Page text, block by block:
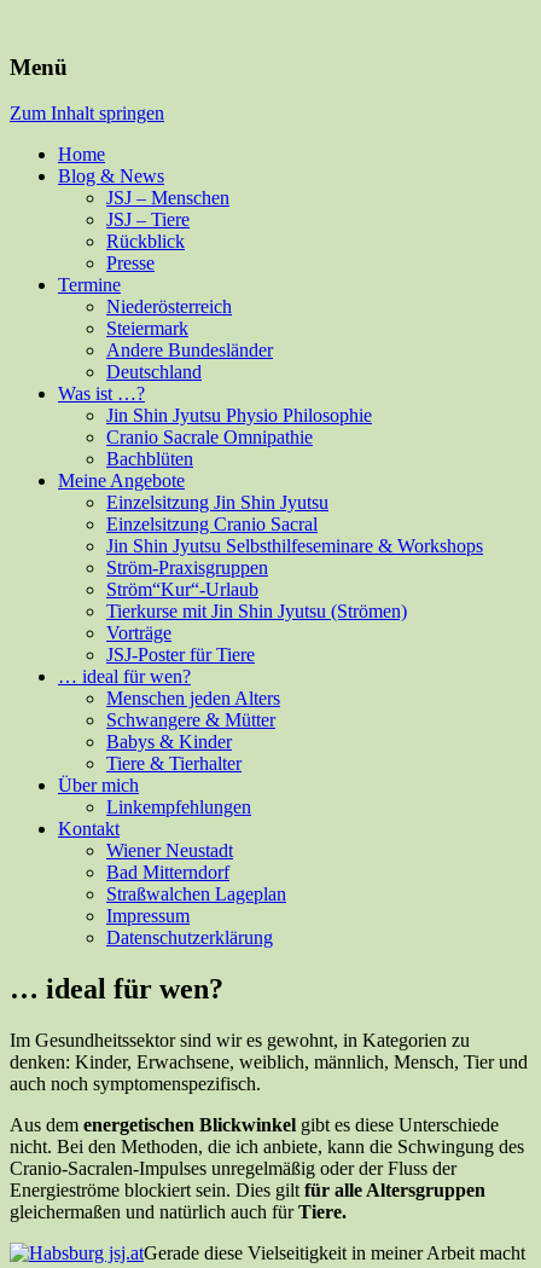
Isabella Habsburg
Menü
Zum Inhalt springen
Home
Blog & News
JSJ – Menschen
JSJ – Tiere
Rückblick
Presse
Termine
Niederösterreich
Steiermark
Andere Bundesländer
Deutschland
Was ist …?
Jin Shin Jyutsu Physio Philosophie
Cranio Sacrale Omnipathie
Bachblüten
Meine Angebote
Einzelsitzung Jin Shin Jyutsu
Einzelsitzung Cranio Sacral
Jin Shin Jyutsu Selbsthilfeseminare & Workshops
Ström-Praxisgruppen
Ström“Kur“-Urlaub
Tierkurse mit Jin Shin Jyutsu (Strömen)
Vorträge
JSJ-Poster für Tiere
… ideal für wen?
Menschen jeden Alters
Schwangere & Mütter
Babys & Kinder
Tiere & Tierhalter
Über mich
Linkempfehlungen
Kontakt
Wiener Neustadt
Bad Mitterndorf
Straßwalchen Lageplan
Impressum
Datenschutzerklärung
… ideal für wen?
Im Gesundheitssektor sind wir es gewohnt, in Kategorien zu
denken: Kinder, Erwachsene, weiblich, männlich, Mensch, Tier und
auch noch symptomenspezifisch.
Aus dem energetischen Blickwinkel gibt es diese Unterschiede
nicht. Bei den Methoden, die ich anbiete, kann die Schwingung des
Cranio-Sacralen-Impulses unregelmäßig oder der Fluss der
Energieströme blockiert sein. Dies gilt für alle Altersgruppen
gleichermaßen und natürlich auch fürTiere.
Gerade diese Vielseitigkeit in meiner Arbeit macht